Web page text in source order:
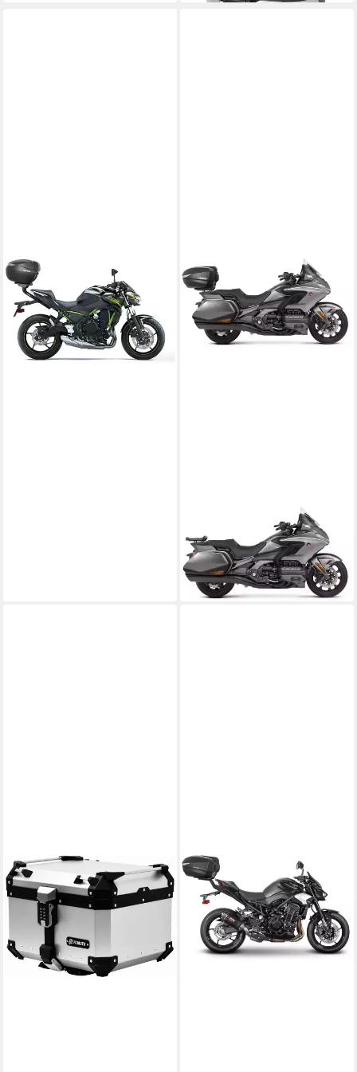
SHAD
Handgepäck-Topcase Top
Master Topcaseträger
117,77 €
in 3-4 Werktagen bei dir
Handgepäck-Topcase Top
Master Topcaseträger
55,13 €
in 3-4 Werktagen bei dir